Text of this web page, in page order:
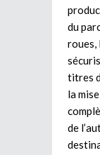
du
roues,
titres
la
de